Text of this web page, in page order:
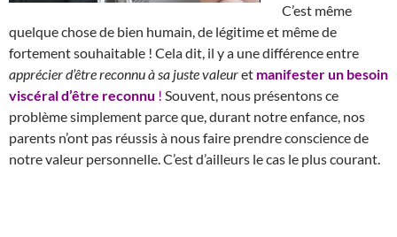
C’est même
quelque chose de bien humain, de légitime et même de
fortement souhaitable ! Cela dit, il y a une différence entre
apprécier d’être reconnu à sa juste valeuret manifester un besoin
viscéral d’être reconnu ! Souvent, nous présentons ce
problème simplement parce que, durant notre enfance, nos
parents n’ont pas réussis à nous faire prendre conscience de
notre valeur personnelle. C’est d’ailleurs le cas le plus courant.